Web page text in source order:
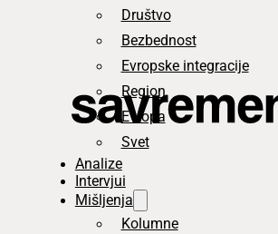
Društvo
Bezbednost
Evropske integracije
Region
Evropa
Svet
Analize
Intervjui
Mišljenja
Kolumne